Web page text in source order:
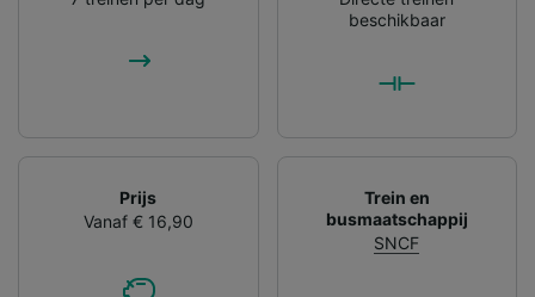
beschikbaar
Prijs
Vanaf € 16,90
Trein en
busmaatschappij
SNCF